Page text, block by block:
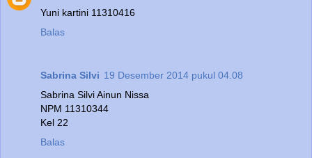
Yuni kartini 11310416
Balas
Sabrina Silvi 19 Desember 2014 pukul 04.08
Sabrina Silvi Ainun Nissa
NPM 11310344
Kel 22
Balas